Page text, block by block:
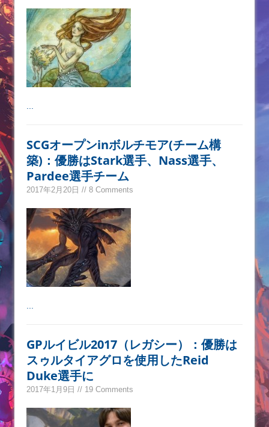
SCGオープンinボルチモア(チーム構
築)：優勝はStark選手、Nass選手、
Pardee選手チーム
2017年2月20日 // 8 Comments
GPルイビル2017（レガシー）：優勝は
スゥルタイアグロを使用したReid
Duke選手に
2017年1月9日 // 19 Comments